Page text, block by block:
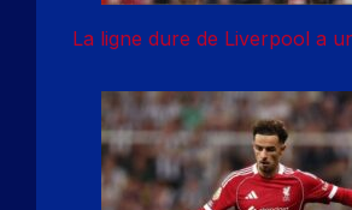
La ligne dure de Liverpool a